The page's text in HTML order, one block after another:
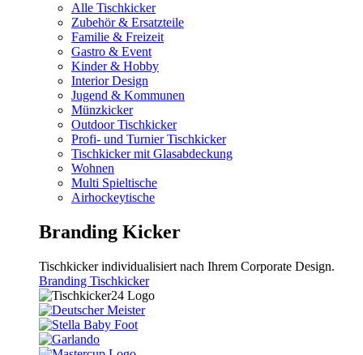
Alle Tischkicker
Zubehör & Ersatzteile
Familie & Freizeit
Gastro & Event
Kinder & Hobby
Interior Design
Jugend & Kommunen
Münzkicker
Outdoor Tischkicker
Profi- und Turnier Tischkicker
Tischkicker mit Glasabdeckung
Wohnen
Multi Spieltische
Airhockeytische
Branding Kicker
Tischkicker individualisiert nach Ihrem Corporate Design.
Branding Tischkicker